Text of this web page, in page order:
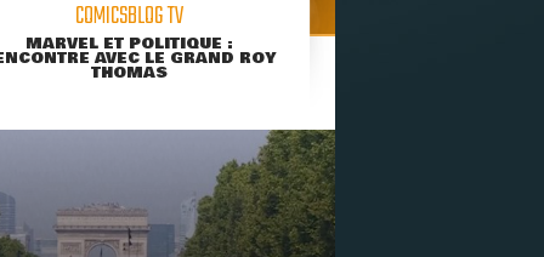
COMICSBLOG TV
MARVEL ET POLITIQUE :
AVEC LE GRAND ROY
THOMAS